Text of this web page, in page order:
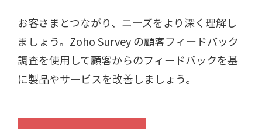
お客さまとつながり、ニーズをより深く理解し
ましょう。Zoho Survey の顧客フィードバック
調査を使用して顧客からのフィードバックを基
に製品やサービスを改善しましょう。